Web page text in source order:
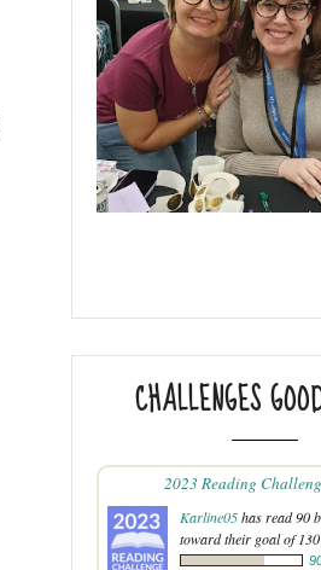
CHALLENGES
2023 Reading
Karline05has read 90
toward their goal of 130